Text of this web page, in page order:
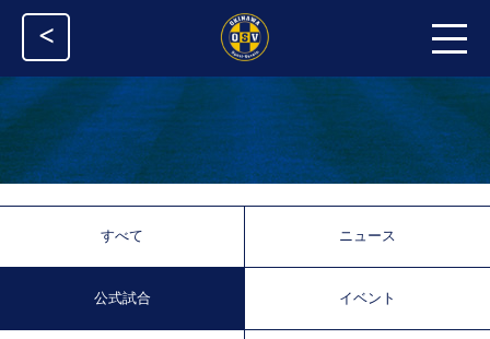
<
すべて ニュース
公式試合 イベント